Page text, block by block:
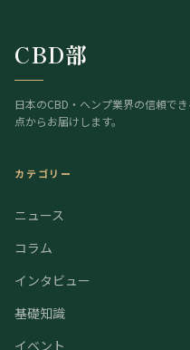
CBD部
日本のCBD・ヘンプ業界の信頼で
点からお届けします。
カテゴリー
ニュース
コラム
インタビュー
基礎知識
イベント